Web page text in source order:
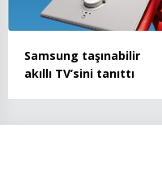
Samsung taşınabilir
akıllı TV’sini tanıttı